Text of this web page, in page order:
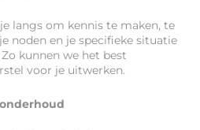
langs om kennis te maken, te
noden en je specifieke situatie
kunnen we het best
voor je uitwerken.